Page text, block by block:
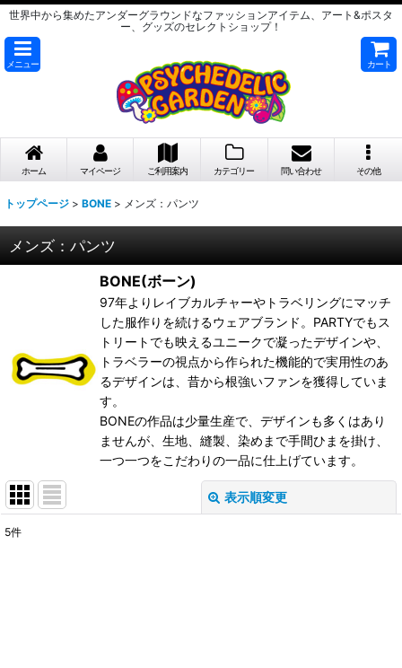
世界中から集めたアンダーグラウンドなファッションアイテム、アート&ポスタ
ー、グッズのセレクトショップ！
メニュー カート
ホーム マイページ ご利用案内 カテゴリー 問い合わせ その他
トップページ > BONE > メンズ：パンツ
メンズ：パンツ
BONE(ボーン)
97年よりレイブカルチャーやトラベリングにマッチ
した服作りを続けるウェアブランド。PARTYでもス
トリートでも映えるユニークで凝ったデザインや、
トラベラーの視点から作られた機能的で実用性のあ
るデザインは、昔から根強いファンを獲得していま
す。
BONEの作品は少量生産で、デザインも多くはあり
ませんが、生地、縫製、染めまで手間ひまを掛け、
一つ一つをこだわりの一品に仕上げています。
表示順変更
5件